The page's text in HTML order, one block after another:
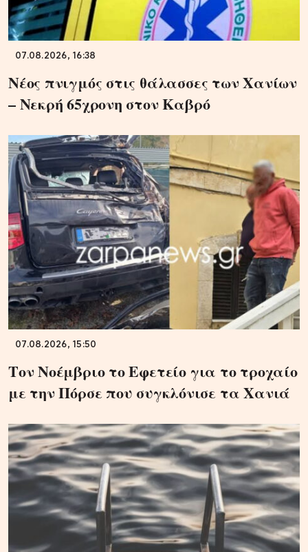
07.08.2026, 16:38
Νέος πνιγμός στις θάλασσες των Χανίων
– Νεκρή 65χρονη στον Καβρό
07.08.2026, 15:50
Τον Νοέμβριο το Εφετείο για το τροχαίο
με την Πόρσε που συγκλόνισε τα Χανιά